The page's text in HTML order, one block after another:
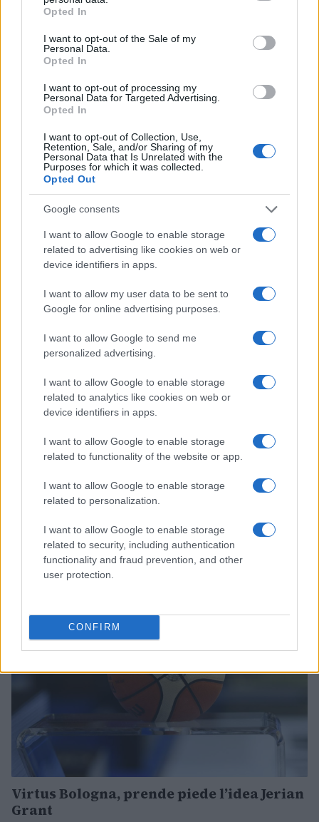
grant or deny consent to Google and its third-party tags to
use your data for below specified purposes in below Google
consent section.
Opted In
I want to opt-out of the Sale of my
Personal Data.
Opted In
I want to opt-out of processing my
Personal Data for Targeted Advertising.
Opted In
I want to opt-out of Collection, Use,
Retention, Sale, and/or Sharing of my
Personal Data that Is Unrelated with the
Purposes for which it was collected.
Opted Out
Google consents
I want to allow Google to enable storage
related to advertising like cookies on web or
device identifiers in apps.
I want to allow my user data to be sent to
Google for online advertising purposes.
I want to allow Google to send me
personalized advertising.
I want to allow Google to enable storage
related to analytics like cookies on web or
device identifiers in apps.
I want to allow Google to enable storage
related to functionality of the website or app.
I want to allow Google to enable storage
related to personalization.
I want to allow Google to enable storage
related to security, including authentication
functionality and fraud prevention, and other
user protection.
CONFIRM
dopo l'esperienza in Montenegro.
BASKET
Delfino si lega a Pesaro per altre due
stagioni
Le parole dell'ala argentina: "Sono qui perché mi sento a
Redazione Sport Magazine · 28 Giu 2021
Italbasket, ecco i 12 per Belgrado
Meo Sacchetti ha scelto: resi noti gli ultimi 2 tagli.
Redazione Sport Magazine · 28 Giu 2021
Virtus Bologna, prende piede l’idea Jerian
Grant